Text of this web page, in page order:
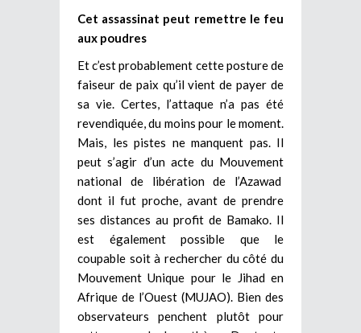
Cet assassinat peut remettre le feu
aux poudres
Et c’est probablement cette posture de
faiseur de paix qu’il vient de payer de
sa vie. Certes, l’attaque n’a pas été
revendiquée, du moins pour le moment.
Mais, les pistes ne manquent pas. Il
peut s’agir d’un acte du Mouvement
national de libération de l’Azawad
dont il fut proche, avant de prendre
ses distances au profit de Bamako. Il
est également possible que le
coupable soit à rechercher du côté du
Mouvement Unique pour le Jihad en
Afrique de l’Ouest (MUJAO). Bien des
observateurs penchent plutôt pour